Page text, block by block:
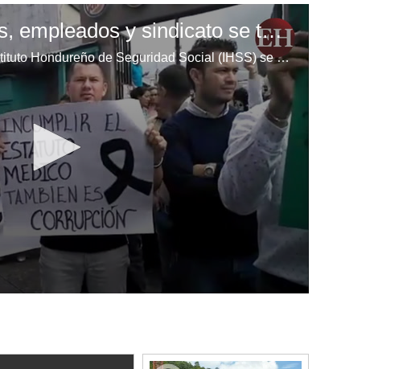
Tegucigalpa: Médicos, empleados y sindicato se toman el IHSS
Los médicos y empleados del Instituto Hondureño de Seguridad Social (IHSS) se tomaron esta mañana las instalaciones del hospital de especialidades de La Granja.